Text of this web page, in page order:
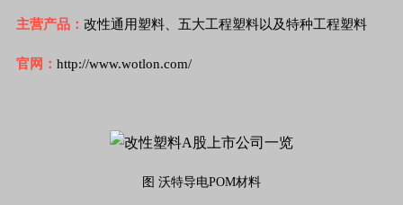
主营产品： 改性通用塑料、五大工程塑料以及特种工程塑料
官网： http://www.wotlon.com/
图 沃特导电POM材料